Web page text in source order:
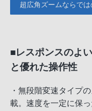
超広角ズームならで
■レスポンスのよ
と優れた操作性
・無段階変速タイプ
載。速度を一定に保